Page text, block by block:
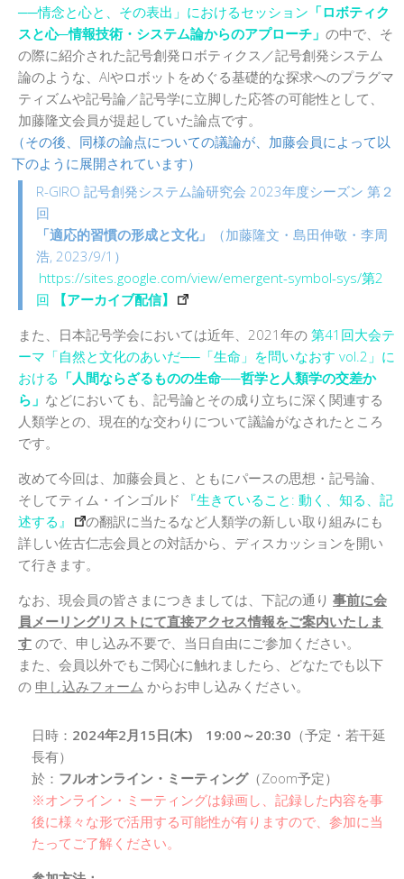
──情念と心と、その表出」におけるセッション 「ロボティク
スと心─情報技術・システム論からのアプローチ」 の中で、そ
の際に紹介された記号創発ロボティクス／記号創発システム
論のような、AIやロボットをめぐる基礎的な探求へのプラグマ
ティズムや記号論／記号学に立脚した応答の可能性として、
加藤隆文会員が提起していた論点です。
（その後、同様の論点についての議論が、加藤会員によって以
下のように展開されています）
R-GIRO 記号創発システム論研究会 2023年度シーズン 第２
回
「適応的習慣の形成と文化」
（加藤隆文・島田伸敬・李周
浩, 2023/9/1）
https://sites.google.com/view/emergent-symbol-sys/第2
回
【アーカイブ配信】
また、日本記号学会においては近年、2021年の 第41回大会テ
ーマ「自然と文化のあいだ──「生命」を問いなおす vol.2」に
おける 「人間ならざるものの生命──哲学と人類学の交差か
ら」 などにおいても、記号論とその成り立ちに深く関連する
人類学との、現在的な交わりについて議論がなされたところ
です。
改めて今回は、加藤会員と、ともにパースの思想・記号論、
そしてティム・インゴルド
『生きていること: 動く、知る、記
述する』
の翻訳に当たるなど人類学の新しい取り組みにも
詳しい佐古仁志会員との対話から、ディスカッションを開い
て行きます。
なお、現会員の皆さまにつきましては、下記の通り 事前に会
員メーリングリストにて直接アクセス情報をご案内いたしま
す ので、申し込み不要で、当日自由にご参加ください。
また、会員以外でもご関心に触れましたら、どなたでも以下
の 申し込みフォーム からお申し込みください。
日時： 2024年2月15日(木) 19:00～20:30 （予定・若干延
長有）
於： フルオンライン・ミーティング（Zoom予定）
※オンライン・ミーティングは録画し、記録した内容を事
後に様々な形で活用する可能性が有りますので、参加に当
たってご了解ください。